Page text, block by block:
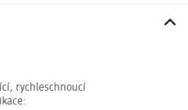
rychleschnoucí